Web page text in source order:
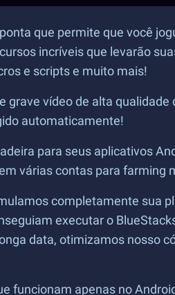
que permite que você
incríveis que levarão
e scripts e muito mais!
grave vídeo de alta
automaticamente!
para seus aplicativos
várias contas para farming
completamente sua
executar o
data, otimizamos nosso
funcionam apenas no